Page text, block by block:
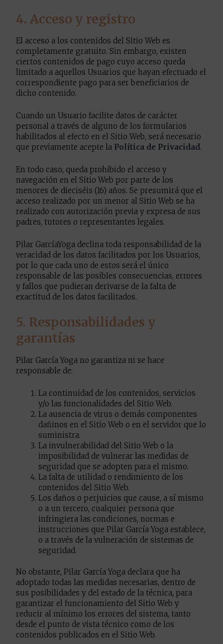
4. Acceso y registro
El acceso a los contenidos del Sitio Web es
completamente gratuito. Sin embargo, existen
ciertos contenidos de pago cuyo acceso queda
limitado a aquellos Usuarios que hayan efectuado el
correspondiente pago para ser beneficiarios de
dicho contenido.
Cuando un Usuario facilite datos de carácter
personal a través de alguno de los formularios
habilitados al efecto en el Sitio Web, será necesario
que previamente acepte la Política de Privacidad.
En todo caso, queda prohibido el acceso y
navegación en el Sitio Web por parte de los
menores de dieciséis (16) años. Se presumirá que el
acceso realizado por un menor al Sitio Web se ha
realizado con autorización previa y expresa de sus
padres, tutores o representantes legales.
Pilar GarcíaYoga declina toda responsabilidad de la
veracidad de los datos facilitados por los Usuarios,
por lo que cada uno de estos será el único
responsable de las posibles consecuencias, errores
y fallos que pudieran derivarse de la falta de
exactitud de los datos facilitados.
5. Responsabilidades y
garantías
Pilar García Yoga no garantiza ni se hace
responsable de:
La continuidad de los contenidos, servicios
y/o las funcionalidades del Sitio Web.
La ausencia de virus o demás componentes
dañinos en el Sitio Web o en el servidor que lo
suministra.
La invulnerabilidad del Sitio Web o la
imposibilidad de vulnerar las medidas de
seguridad que se adopten para el mismo.
La falta de utilidad o rendimiento de los
contenidos del Sitio Web.
Los daños o perjuicios que cause, a sí mismo
o a un tercero, cualquier persona que
infringiera las condiciones, normas e
instrucciones que Pilar García Yoga establece,
o a través de la vulneración de sistemas de
seguridad.
No obstante, Pilar García Yoga declara que ha
adoptado todas las medidas necesarias, dentro de
sus posibilidades y del estado de la técnica, para
garantizar el funcionamiento del Sitio Web y
reducir al mínimo los errores del sistema, tanto
desde el punto de vista técnico como de los
contenidos publicados en el Sitio Web.